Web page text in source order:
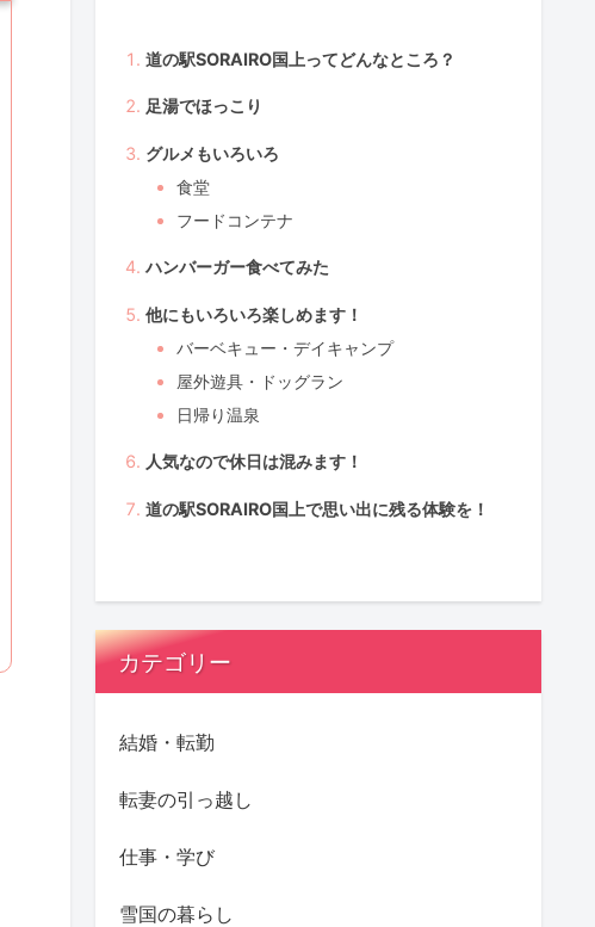
道の駅SORAIRO国上ってどんなところ？
足湯でほっこり
グルメもいろいろ
食堂
フードコンテナ
ハンバーガー食べてみた
他にもいろいろ楽しめます！
バーベキュー・デイキャンプ
屋外遊具・ドッグラン
日帰り温泉
人気なので休日は混みます！
道の駅SORAIRO国上で思い出に残る体験を！
カテゴリー
結婚・転勤
転妻の引っ越し
仕事・学び
雪国の暮らし